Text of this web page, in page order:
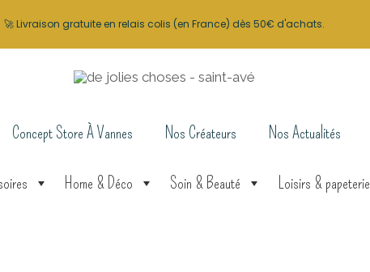
Concept Store À Vannes Nos Créateurs Nos Actualités
Home & Déco Soin & Beauté Loisirs & papeterie
🚀 Livraison gratuite en relais colis (en France) dès 50€ d'achats.